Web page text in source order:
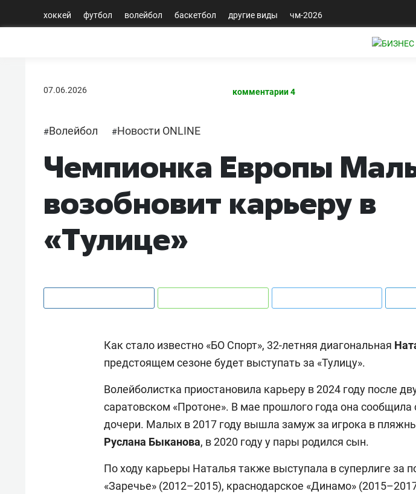
хоккей футбол волейбол баскетбол другие виды чм-2026
07.06.2026 комментарии 4
#Волейбол #Новости ONLINE
Чемпионка Европы
возобновит карьеру в
«Тулице»
Как стало известно «БО Спорт», 32-летняя диагональная
предстоящем сезоне будет выступать за «Тулицу».
Волейболистка приостановила карьеру в 2024 году после
саратовском «Протоне». В мае прошлого года она
дочери. Малых в 2017 году вышла замуж за игрока в
Руслана Быканова, в 2020 году у пары родился сын.
По ходу карьеры Наталья также выступала в суперлиге за
«Заречье» (2012–2015), краснодарское «Динамо»